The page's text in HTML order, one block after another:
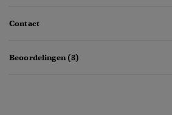
Contact
Beoordelingen (3)